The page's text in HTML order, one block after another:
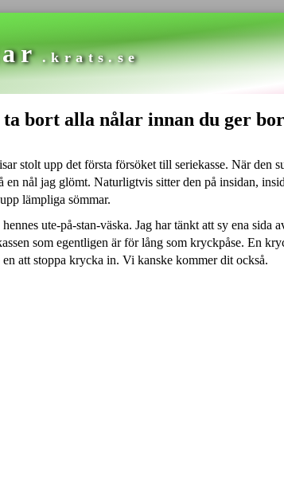
.krats.se
bort alla nålar innan du ger
stolt upp det första försöket till seriekasse. När den
en nål jag glömt. Naturligtvis sitter den på insidan,
lämpliga sömmar.
ute-på-stan-väska. Jag har tänkt att sy ena sida
som egentligen är för lång som kryckpåse. En
att stoppa krycka in. Vi kanske kommer dit också.